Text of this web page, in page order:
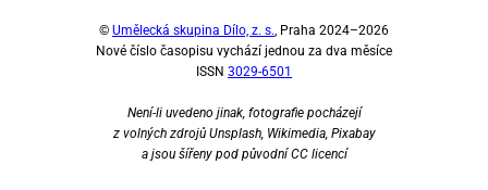
© Umělecká skupina Dílo, z. s., Praha 2024–2026
Nové číslo časopisu vychází jednou za dva měsíce
ISSN 3029-6501
Není-li uvedeno jinak, fotografie pocházejí
z volných zdrojů Unsplash, Wikimedia, Pixabay
a jsou šířeny pod původní CC licencí